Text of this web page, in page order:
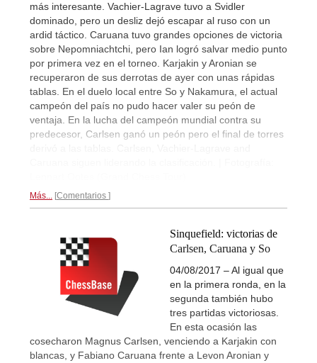
más interesante. Vachier-Lagrave tuvo a Svidler
dominado, pero un desliz dejó escapar al ruso con un
ardid táctico. Caruana tuvo grandes opciones de victoria
sobre Nepomniachtchi, pero Ian logró salvar medio punto
por primera vez en el torneo. Karjakin y Aronian se
recuperaron de sus derrotas de ayer con unas rápidas
tablas. En el duelo local entre So y Nakamura, el actual
campeón del país no pudo hacer valer su peón de
ventaja. En la lucha del campeón mundial contra su
predecesor, Carlsen ganó un peón pero el final de torres
Más... Comentarios
Sinquefield: victorias de
Carlsen, Caruana y So
04/08/2017 – Al igual que
en la primera ronda, en la
segunda también hubo
tres partidas victoriosas.
En esta ocasión las
cosecharon Magnus Carlsen, venciendo a Karjakin con
blancas, y Fabiano Caruana frente a Levon Aronian y